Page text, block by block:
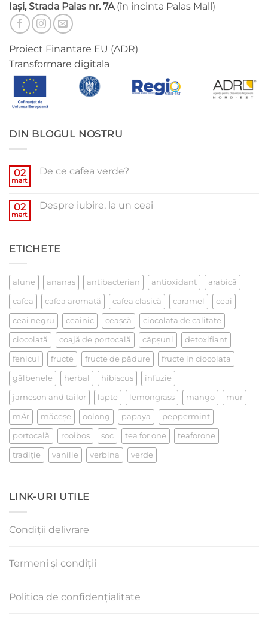
Iași, Strada Palas nr. 7A(în incinta Palas Mall)
Proiect Finantare EU (ADR)
Transformare digitala
DIN BLOGUL NOSTRU
02
mart.
De ce cafea verde?
De
02
mart.
Despre iubire, la un ceai
iubire,
ETICHETE
alune ananas antibacterian antioxidant arabică
cafea cafea aromată cafea clasică caramel ceai
ceai negru ceainic ceaşcă ciocolata de calitate
ciocolată coajă de portocală căpşuni detoxifiant
fenicul fructe fructe de pădure fructe in ciocolata
gălbenele herbal hibiscus infuzie
jameson and tailor lapte lemongrass mango mur
mÄr măceşe oolong papaya peppermint
portocală rooibos soc tea for one teaforone
tradiţie vanilie verbina verde
LINK-URI UTILE
Condiții delivrare
Termeni și condiții
Politica de confidențialitate